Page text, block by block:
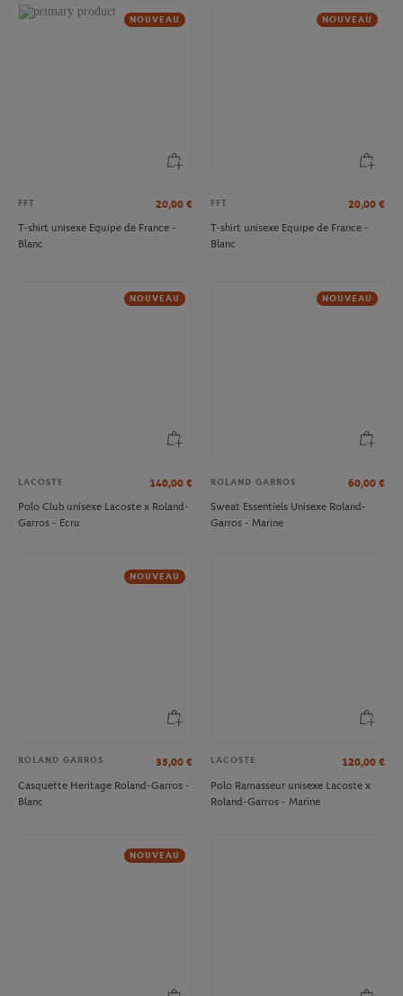
NOUVEAU
FFT 20,00 €
T-shirt unisexe Equipe de France -
Blanc
NOUVEAU
FFT 20,00 €
T-shirt unisexe Equipe de France -
Blanc
NOUVEAU
LACOSTE 140,00 €
Polo Club unisexe Lacoste x Roland-
Garros - Ecru
NOUVEAU
ROLAND GARROS 60,00 €
Sweat Essentiels Unisexe Roland-
Garros - Marine
NOUVEAU
ROLAND GARROS 35,00 €
Casquette Heritage Roland-Garros -
Blanc
LACOSTE 120,00 €
Polo Ramasseur unisexe Lacoste x
Roland-Garros - Marine
NOUVEAU